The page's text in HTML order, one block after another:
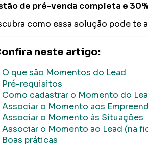
de pré-venda completa e
como essa solução pode te
neste artigo:
O que são Momentos do Lead
Pré-requisitos
Como cadastrar o Momento do
Associar o Momento aos
Associar o Momento às Situações
Associar o Momento ao Lead (na
Boas práticas